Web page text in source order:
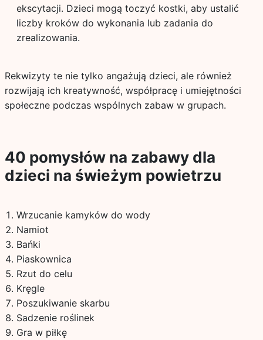
ekscytacji. Dzieci mogą toczyć kostki, aby ustalić
liczby kroków do wykonania lub zadania do
zrealizowania.
Rekwizyty te nie tylko angażują dzieci, ale również
rozwijają ich kreatywność, współpracę i umiejętności
społeczne podczas wspólnych zabaw w grupach.
40 pomysłów na zabawy dla
dzieci na świeżym powietrzu
Wrzucanie kamyków do wody
Namiot
Bańki
Piaskownica
Rzut do celu
Kręgle
Poszukiwanie skarbu
Sadzenie roślinek
Gra w piłkę